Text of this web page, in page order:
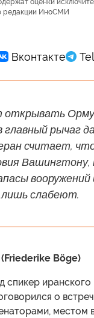
оценки
редакции ИноСМИ
главный рычаг
считает,
Вашингтону,
лишь слабеют.
Böge)
спикер
о
местом